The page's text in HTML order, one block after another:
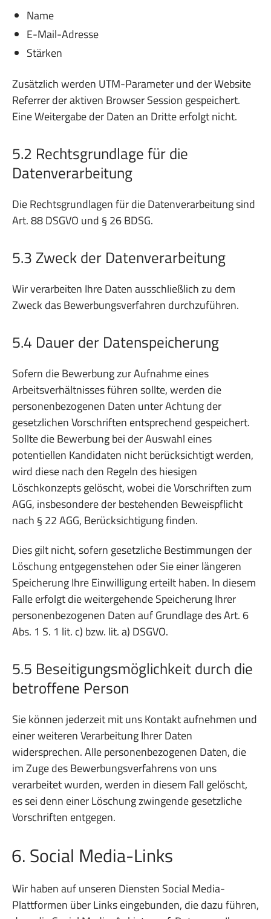
Name
E-Mail-Adresse
Stärken
Zusätzlich werden UTM-Parameter und der Website
Referrer der aktiven Browser Session gespeichert.
Eine Weitergabe der Daten an Dritte erfolgt nicht.
5.2 Rechtsgrundlage für die
Datenverarbeitung
Die Rechtsgrundlagen für die Datenverarbeitung sind
Art. 88 DSGVO und § 26 BDSG.
5.3 Zweck der Datenverarbeitung
Wir verarbeiten Ihre Daten ausschließlich zu dem
Zweck das Bewerbungsverfahren durchzuführen.
5.4 Dauer der Datenspeicherung
Sofern die Bewerbung zur Aufnahme eines
Arbeitsverhältnisses führen sollte, werden die
personenbezogenen Daten unter Achtung der
gesetzlichen Vorschriften entsprechend gespeichert.
Sollte die Bewerbung bei der Auswahl eines
potentiellen Kandidaten nicht berücksichtigt werden,
wird diese nach den Regeln des hiesigen
Löschkonzepts gelöscht, wobei die Vorschriften zum
AGG, insbesondere der bestehenden Beweispflicht
nach § 22 AGG, Berücksichtigung finden.
Dies gilt nicht, sofern gesetzliche Bestimmungen der
Löschung entgegenstehen oder Sie einer längeren
Speicherung Ihre Einwilligung erteilt haben. In diesem
Falle erfolgt die weitergehende Speicherung Ihrer
personenbezogenen Daten auf Grundlage des Art. 6
Abs. 1 S. 1 lit. c) bzw. lit. a) DSGVO.
5.5 Beseitigungsmöglichkeit durch die
betroffene Person
Sie können jederzeit mit uns Kontakt aufnehmen und
einer weiteren Verarbeitung Ihrer Daten
widersprechen. Alle personenbezogenen Daten, die
im Zuge des Bewerbungsverfahrens von uns
verarbeitet wurden, werden in diesem Fall gelöscht,
es sei denn einer Löschung zwingende gesetzliche
Vorschriften entgegen.
6. Social Media-Links
Wir haben auf unseren Diensten Social Media-
Plattformen über Links eingebunden, die dazu führen,